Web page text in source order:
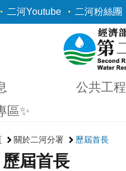
二河Youtube 二河粉絲團
公共工程
區✨
關於二河分署 歷屆首長
歷屆首長